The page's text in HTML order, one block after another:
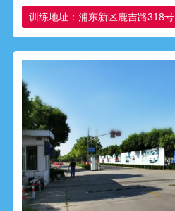
训练地址：浦东新区鹿吉路318号